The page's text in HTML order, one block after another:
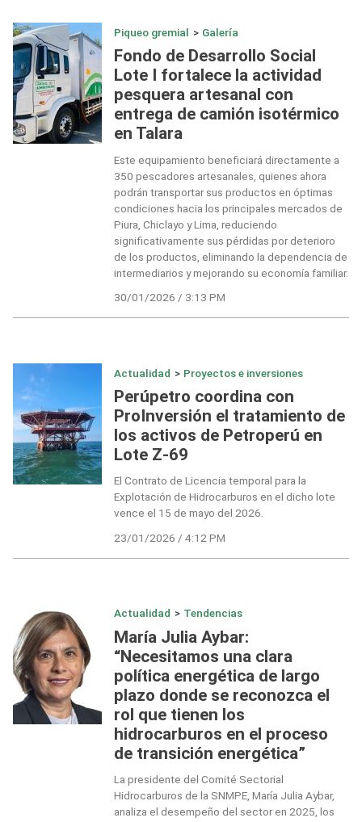
Piqueo gremial > Galería
Fondo de Desarrollo Social
Lote I fortalece la actividad
pesquera artesanal con
entrega de camión isotérmico
en Talara
Este equipamiento beneficiará directamente a
350 pescadores artesanales, quienes ahora
podrán transportar sus productos en óptimas
condiciones hacia los principales mercados de
Piura, Chiclayo y Lima, reduciendo
significativamente sus pérdidas por deterioro
de los productos, eliminando la dependencia de
intermediarios y mejorando su economía familiar.
30/01/2026 / 3:13 PM
Actualidad > Proyectos e inversiones
Perúpetro coordina con
ProInversión el tratamiento de
los activos de Petroperú en
Lote Z-69
El Contrato de Licencia temporal para la
Explotación de Hidrocarburos en el dicho lote
vence el 15 de mayo del 2026.
23/01/2026 / 4:12 PM
Actualidad > Tendencias
María Julia Aybar:
“Necesitamos una clara
política energética de largo
plazo donde se reconozca el
rol que tienen los
hidrocarburos en el proceso
de transición energética”
La presidente del Comité Sectorial
Hidrocarburos de la SNMPE, María Julia Aybar,
analiza el desempeño del sector en 2025, los